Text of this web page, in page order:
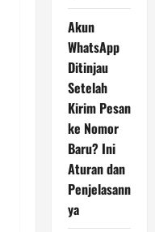
Akun
WhatsApp
Ditinjau
Setelah
Kirim Pesan
ke Nomor
Baru? Ini
Aturan dan
Penjelasann
ya